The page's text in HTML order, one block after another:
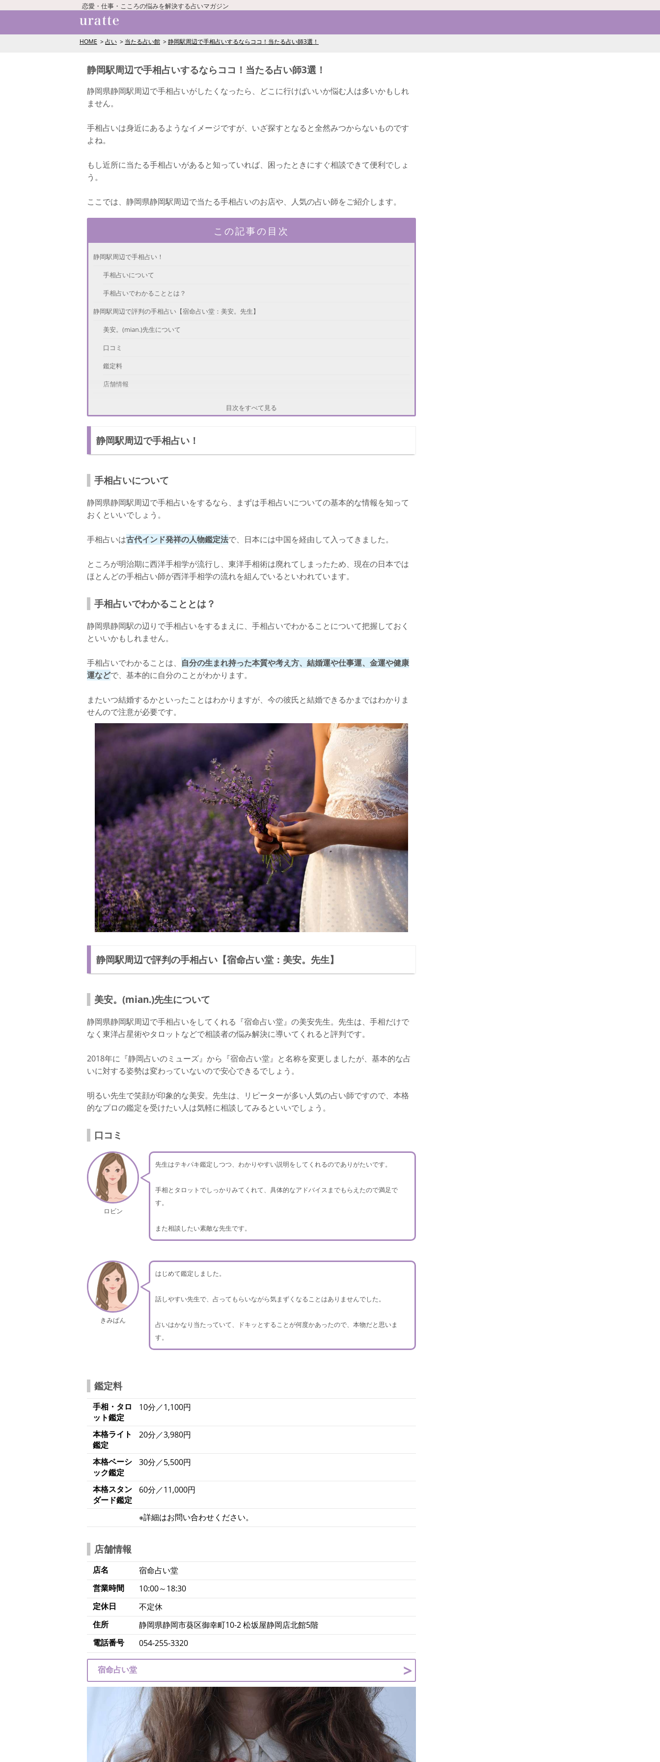
恋愛・仕事・こころの悩みを解決する占いマガジン
HOME 占い 当たる占い館 静岡駅周辺で手相占いするならココ！当たる占い師3選！
静岡駅周辺で手相占いするならココ！当たる占い師3選！
静岡県静岡駅周辺で手相占いがしたくなったら、どこに行けばいいか悩む人は多いかもしれ
ません。
手相占いは身近にあるようなイメージですが、いざ探すとなると全然みつからないものです
よね。
もし近所に当たる手相占いがあると知っていれば、困ったときにすぐ相談できて便利でしょ
う。
ここでは、静岡県静岡駅周辺で当たる手相占いのお店や、人気の占い師をご紹介します。
この記事の目次
静岡駅周辺で手相占い！
手相占いについて
手相占いでわかることとは？
静岡駅周辺で評判の手相占い【宿命占い堂：美安。先生】
美安。(mian.)先生について
口コミ
鑑定料
店舗情報
口コミ
鑑定料
店舗情報
噂や口コミを参考にしよう
手相占いで自分を知ろう！
目次をすべて見る
静岡駅周辺で手相占い！
手相占いについて
静岡県静岡駅周辺で手相占いをするなら、まずは手相占いについての基本的な情報を知って
おくといいでしょう。
手相占いは古代インド発祥の人物鑑定法で、日本には中国を経由して入ってきました。
ところが明治期に西洋手相学が流行し、東洋手相術は廃れてしまったため、現在の日本では
ほとんどの手相占い師が西洋手相学の流れを組んでいるといわれています。
手相占いでわかることとは？
静岡県静岡駅の辺りで手相占いをするまえに、手相占いでわかることについて把握しておく
といいかもしれません。
手相占いでわかることは、 自分の生まれ持った本質や考え方、結婚運や仕事運、金運や健康
運などで、基本的に自分のことがわかります。
またいつ結婚するかといったことはわかりますが、今の彼氏と結婚できるかまではわかりま
せんので注意が必要です。
静岡駅周辺で評判の手相占い【宿命占い堂：美安。先生】
美安。(mian.)先生について
静岡県静岡駅周辺で手相占いをしてくれる『宿命占い堂』の美安先生。先生は、手相だけで
なく東洋占星術やタロットなどで相談者の悩み解決に導いてくれると評判です。
2018年に『静岡占いのミューズ』から『宿命占い堂』と名称を変更しましたが、基本的な占
いに対する姿勢は変わっていないので安心できるでしょう。
明るい先生で笑顔が印象的な美安。先生は、リピーターが多い人気の占い師ですので、本格
的なプロの鑑定を受けたい人は気軽に相談してみるといいでしょう。
口コミ
ロビン
先生はテキパキ鑑定しつつ、わかりやすい説明をしてくれるのでありがたいです。
手相とタロットでしっかりみてくれて、具体的なアドバイスまでもらえたので満足で
す。
また相談したい素敵な先生です。
きみぱん
はじめて鑑定しました。
話しやすい先生で、占ってもらいながら気まずくなることはありませんでした。
占いはかなり当たっていて、ドキッとすることが何度かあったので、本物だと思いま
す。
鑑定料
手相・タロ
ット鑑定
10分／1,100円
本格ライト
鑑定
20分／3,980円
本格ベーシ
ック鑑定
30分／5,500円
本格スタン
ダード鑑定
60分／11,000円
※詳細はお問い合わせください。
店舗情報
店名
宿命占い堂
営業時間
10:00～18:30
定休日
不定休
住所
静岡県静岡市葵区御幸町10-2 松坂屋静岡店北館5階
電話番号
054-255-3320
宿命占い堂